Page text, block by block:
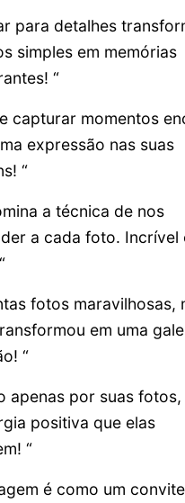
para detalhes
simples em memórias
“
capturar momentos
expressão nas suas
“
a técnica de nos
a cada foto. Incrível
fotos maravilhosas,
em uma
“
apenas por suas fotos,
positiva que elas
“
é como um